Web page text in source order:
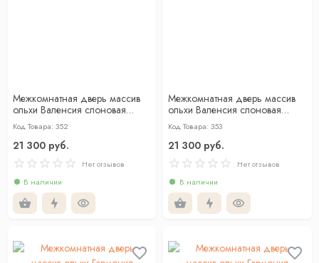
Межкомнатная дверь массив
ольхи Валенсия слоновая
кость глухая
Код Товара: 352
21 300 руб.
Нет отзывов
В наличии
Межкомнатная дверь массив
ольхи Валенсия слоновая
кость со стеклом
Код Товара: 353
21 300 руб.
Нет отзывов
В наличии